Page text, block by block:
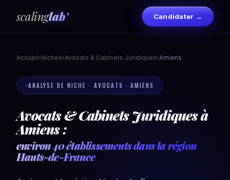
scalinglab' Candidater →
Accueil›Niches›Avocats & Cabinets Juridiques›Amiens
ANALYSE DE NICHE · AVOCATS · AMIENS
Avocats & Cabinets Juridiques à
Amiens :
environ 40 établissements dans la région
Hauts-de-France